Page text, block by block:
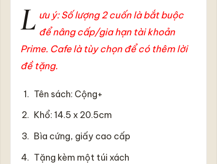
Phong
L ưu ý: Số lượng 2 cuốn là bắt buộc
để nâng cấp/gia hạn tài khoản
Prime. Cafe là tùy chọn để có thêm lời
đề tặng.
Tên sách: Cộng+
Khổ: 14.5 x 20.5cm
Bìa cứng, giấy cao cấp
Tặng kèm một túi xách